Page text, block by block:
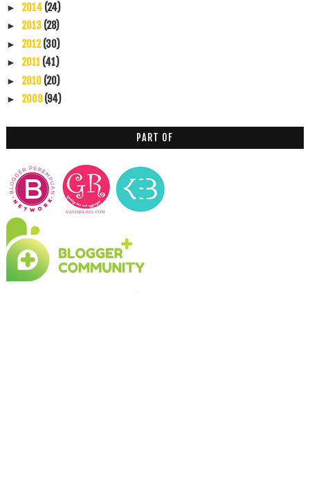
► 2014 (24)
► 2013 (28)
► 2012(30)
► 2011 (41)
► 2010 (20)
► 2009(94)
PART OF